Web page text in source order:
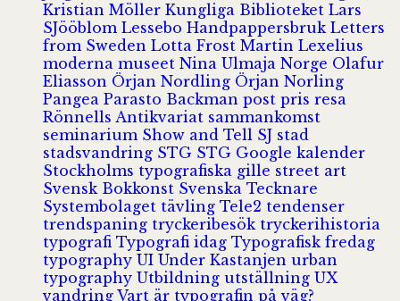
Kristian Möller Kungliga Biblioteket Lars
SJööblom Lessebo Handpappersbruk Letters
from Sweden Lotta Frost Martin Lexelius
moderna museet Nina Ulmaja Norge Olafur
Eliasson Örjan Nordling Örjan Norling
Pangea Parasto Backman post pris resa
Rönnells Antikvariat sammankomst
seminarium Show and Tell SJ stad
stadsvandring STG STG Google kalender
Stockholms typografiska gille street art
Svensk Bokkonst Svenska Tecknare
Systembolaget tävling Tele2 tendenser
trendspaning tryckeribesök tryckerihistoria
typografi Typografi idag Typografisk fredag
typography UI Under Kastanjen urban
typography Utbildning utställning UX
vandring Vart är typografin på väg?